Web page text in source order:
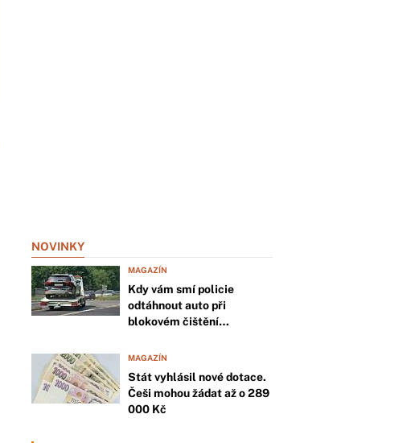
NOVINKY
MAGAZÍN
Kdy vám smí policie
odtáhnout auto při
blokovém čištění…
MAGAZÍN
Stát vyhlásil nové dotace.
Češi mohou žádat až o 289
000 Kč